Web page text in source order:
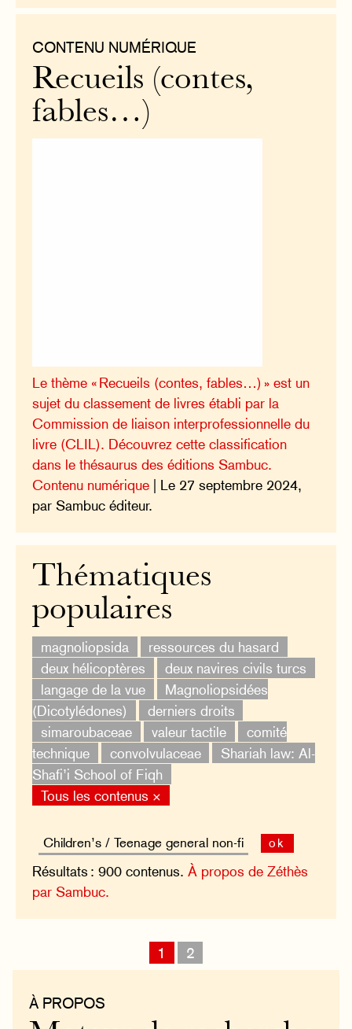
CONTENU NUMÉRIQUE
Recueils (contes,
fables…)
Le thème « Recueils (contes, fables…) » est un
sujet du classement de livres établi par la
Commission de liaison interprofessionnelle du
livre (CLIL). Découvrez cette classification
dans le thésaurus des éditions Sambuc.
Contenu numérique | Le 27 septembre 2024,
par Sambuc éditeur.
Thématiques
populaires
magnoliopsida
ressources du hasard
deux hélicoptères
deux navires civils turcs
langage de la vue
Magnoliopsidées
(Dicotylédones)
derniers droits
simaroubaceae
valeur tactile
comité
technique
convolvulaceae
Shariah law: Al-
Shafi’i School of Fiqh
Tous les contenus ×
ok
Résultats : 900 contenus.À propos de Zéthès
par Sambuc.
1 2
À PROPOS